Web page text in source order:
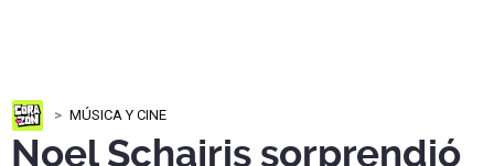
MÚSICA Y CINE
Noel Schajris sorprendió